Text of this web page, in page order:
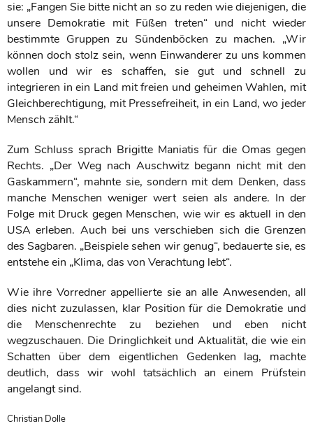
sie: „Fangen Sie bitte nicht an so zu reden wie diejenigen, die
unsere Demokratie mit Füßen treten“ und nicht wieder
bestimmte Gruppen zu Sündenböcken zu machen. „Wir
können doch stolz sein, wenn Einwanderer zu uns kommen
wollen und wir es schaffen, sie gut und schnell zu
integrieren in ein Land mit freien und geheimen Wahlen, mit
Gleichberechtigung, mit Pressefreiheit, in ein Land, wo jeder
Mensch zählt.“
Zum Schluss sprach Brigitte Maniatis für die Omas gegen
Rechts. „Der Weg nach Auschwitz begann nicht mit den
Gaskammern“, mahnte sie, sondern mit dem Denken, dass
manche Menschen weniger wert seien als andere. In der
Folge mit Druck gegen Menschen, wie wir es aktuell in den
USA erleben. Auch bei uns verschieben sich die Grenzen
des Sagbaren. „Beispiele sehen wir genug“, bedauerte sie, es
entstehe ein „Klima, das von Verachtung lebt“.
Wie ihre Vorredner appellierte sie an alle Anwesenden, all
dies nicht zuzulassen, klar Position für die Demokratie und
die Menschenrechte zu beziehen und eben nicht
wegzuschauen. Die Dringlichkeit und Aktualität, die wie ein
Schatten über dem eigentlichen Gedenken lag, machte
deutlich, dass wir wohl tatsächlich an einem Prüfstein
angelangt sind.
Christian Dolle